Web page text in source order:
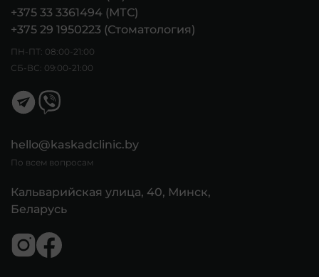
+375 33 3361494 (МТС)
+375 29 1950223 (Стоматология)
ПН-ПТ: 08:00-21:00
СБ-ВС: 09:00-21:00
hello@kaskadclinic.by
По всем вопросам
Кальварийская улица, 40, Минск,
Беларусь